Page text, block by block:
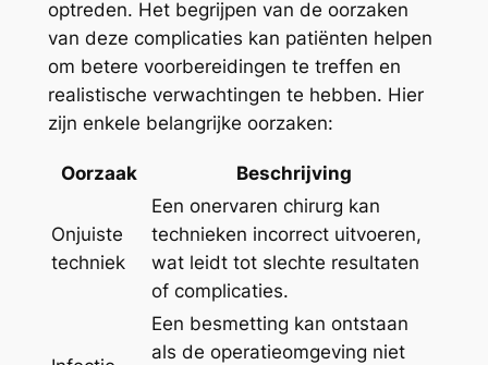
optreden. Het begrijpen van de oorzaken
van deze complicaties kan patiënten helpen
om betere voorbereidingen te treffen en
realistische verwachtingen te hebben. Hier
zijn enkele belangrijke oorzaken:
Oorzaak Beschrijving
Onjuiste
techniek
Een onervaren chirurg kan
technieken incorrect uitvoeren,
wat leidt tot slechte resultaten
of complicaties.
Een besmetting kan ontstaan
als de operatieomgeving niet